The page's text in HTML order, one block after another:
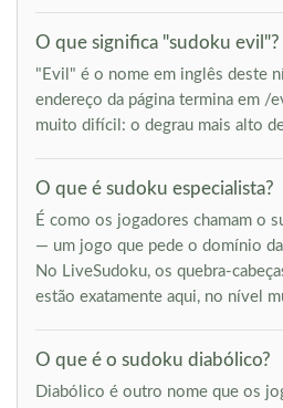
O que significa "sudoku evil"?
"Evil" é o nome em inglês deste
endereço da página termina em /
muito difícil: o degrau mais alto
O que é sudoku especialista?
É como os jogadores chamam o
— um jogo que pede o domínio
No LiveSudoku, os quebra-
estão exatamente aqui, no nível
O que é o sudoku diabólico?
Diabólico é outro nome que os